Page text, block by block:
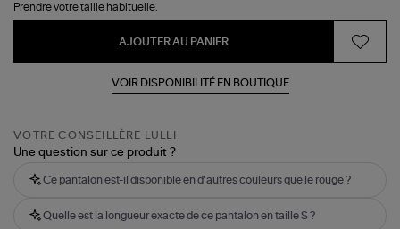
Prendre votre taille habituelle.
AJOUTER AU PANIER
VOIR DISPONIBILITÉ EN BOUTIQUE
VOTRE CONSEILLÈRE LULLI
Une question sur ce produit ?
Ce pantalon est-il disponible en d'autres couleurs que le rouge ?
Quelle est la longueur exacte de ce pantalon en taille S ?